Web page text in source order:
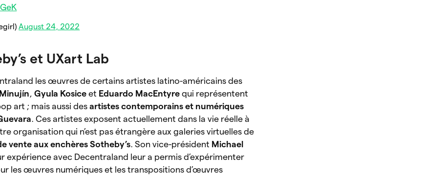
August 24, 2022
et UXart Lab
les œuvres de certains artistes latino-américains des
,Gyula Kosiceet Eduardo MacEntyrequi représentent
art ; mais aussi desartistes contemporains et numériques
. Ces artistes exposent actuellement dans la vie réelle à
organisation qui n’est pas étrangère aux galeries virtuelles de
vente aux enchères Sotheby’s. Son vice-président Michael
expérience avec Decentraland leur a permis d’expérimenter
les œuvres numériques et les transpositions d’œuvres